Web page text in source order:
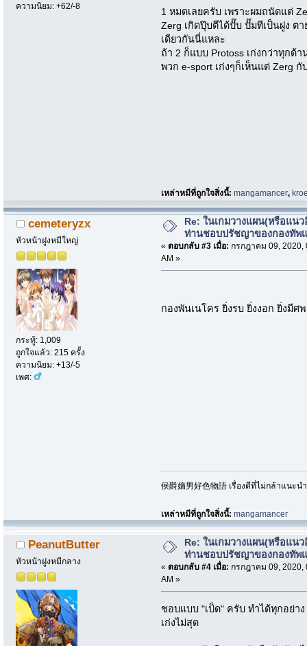
ความนิยม: +62/-8
1 หมดเลยครับ เพราะผมถนัดแต่
Zerg เกิดปุ๊บตีได้ปั๊บ ปั๊มทีเป็นฝูง ต
เดียวกันนี่แหละ
ถ้า 2 ก็แบบ Protoss เก่งกว่าทุกด้
พวก e-sport เก่งๆก็เห็นแต่ Zerg
เหล่าหมีที่ถูกใจสิ่งนี้:mangamancer,
cemeteryzx
หัวหน้าฝูงหมีใหญ่
กระทู้: 1,009
ถูกใจแล้ว: 215 ครั้ง
ความนิยม: +13/-5
เพศ:
Re: ในเกมวางแผน(หรือแน
ท่านชอบปรัชญาของกองทัพ
« ตอบกลับ #3 เมื่อ: กรกฎาคม 09, 2020,
AM »
กองพันเนโคร ยิ่งรบ ยิ่งงอก ยิ่งมีศ
侯爵嫡男好色物語 เรื่องดีที่ไม่กล้าแนะน
เหล่าหมีที่ถูกใจสิ่งนี้:mangamancer
PeanutButter
หัวหน้าฝูงหมีกลาง
Re: ในเกมวางแผน(หรือแน
ท่านชอบปรัชญาของกองทัพ
« ตอบกลับ #4 เมื่อ: กรกฎาคม 09, 2020,
AM »
ชอบแบบ "เป็ด" ครับ ทำได้ทุกอย่า
เก่งไม่สุด